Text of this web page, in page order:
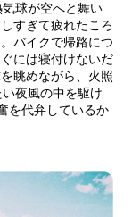
球が空へと舞い
すぎて疲れたころ
バイクで帰路につ
には寝付けないだ
眺めながら、火照
夜風の中を駆け
を代弁しているか